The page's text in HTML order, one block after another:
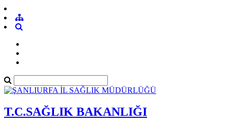
T.C.SAĞLIK BAKANLIĞI